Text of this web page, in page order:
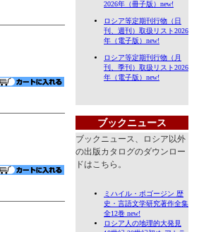
ブックニュース
ブックニュース、ロシア以外
の出版カタログのダウンロー
ドはこちら。